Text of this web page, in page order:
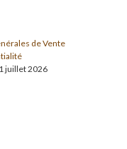
de Vente
juillet 2026